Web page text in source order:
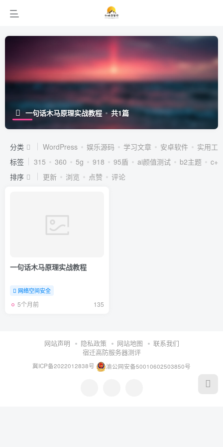
一句话木马原理实战教程 共1篇
分类 WordPress 娱乐源码 学习文章 安卓软件
实用工
标签
315 360 5g 918 95盾 ai颜值测试 b2主题
c++
排序
更新 浏览 点赞 评论
一句话木马原理实战教程
网络空间安全
5个月前 135
网站声明 隐私政策 网站地图
联系我们
宿迁高防服务器测评
冀ICP备2022012838号 渝公网安备50010602503850号